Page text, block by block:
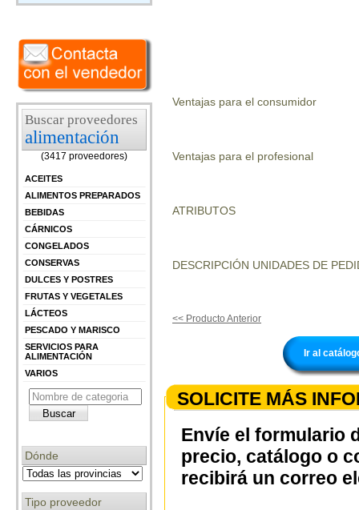
Buscar proveedores
alimentación
(3417 proveedores)
ACEITES
ALIMENTOS PREPARADOS
BEBIDAS
CÁRNICOS
CONGELADOS
CONSERVAS
DULCES Y POSTRES
FRUTAS Y VEGETALES
LÁCTEOS
PESCADO Y MARISCO
SERVICIOS PARA
ALIMENTACIÓN
VARIOS
Dónde
Tipo proveedor
Ventajas para el consumidor
Ventajas para el profesional
ATRIBUTOS
DESCRIPCIÓN UNIDADES DE
<< Producto Anterior
Ir al
SOLICITE MÁS
Envíe el formulario
precio, catálogo o
recibirá un correo